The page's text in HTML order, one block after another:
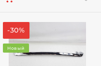
-30%
Новый